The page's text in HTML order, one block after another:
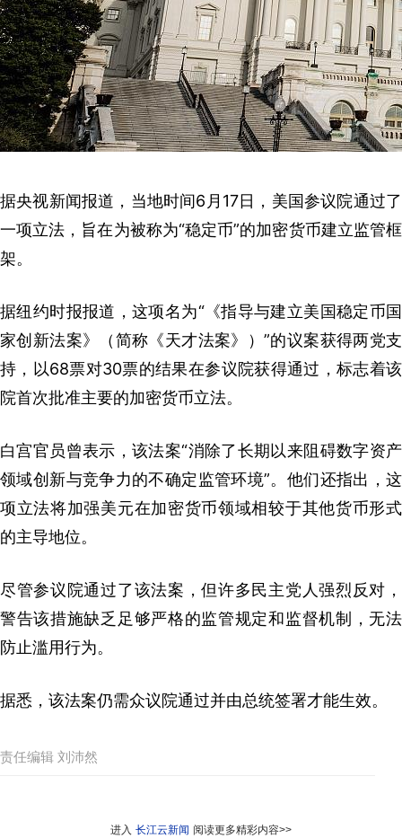
据央视新闻报道，当地时间6月17日，美国参议院通过了
一项立法，旨在为被称为“稳定币”的加密货币建立监管框
架。
据纽约时报报道，这项名为“《指导与建立美国稳定币国
家创新法案》（简称《天才法案》）”的议案获得两党支
持，以68票对30票的结果在参议院获得通过，标志着该
院首次批准主要的加密货币立法。
白宫官员曾表示，该法案“消除了长期以来阻碍数字资产
领域创新与竞争力的不确定监管环境”。他们还指出，这
项立法将加强美元在加密货币领域相较于其他货币形式
的主导地位。
尽管参议院通过了该法案，但许多民主党人强烈反对，
警告该措施缺乏足够严格的监管规定和监督机制，无法
防止滥用行为。
据悉，该法案仍需众议院通过并由总统签署才能生效。
责任编辑 刘沛然
进入 长江云新闻 阅读更多精彩内容>>